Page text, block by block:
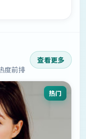
度前排
查看更多
热门